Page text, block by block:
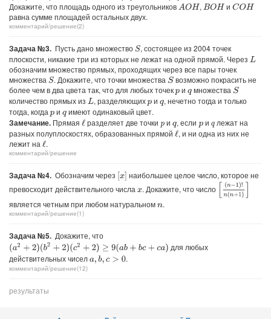
Докажите, что площадь одного из треугольниковAOH , BOH иCOH
равна сумме площадей остальных двух.
комментарий/решение(2)
Задача №3. Пусть дано множествоS, состоящее из 2004 точек
плоскости, никакие три из которых не лежат на одной прямой. Через L
обозначим множество прямых, проходящих через все пары точек
множества S. Докажите, что точки множества Sвозможно покрасить не
более чем в два цвета так, что для любых точекpиqмножества S
количество прямых из L, разделяющихpиq, нечетно тогда и только
тогда, когда pиqимеют одинаковый цвет.
Замечание. Прямая ℓ разделяет две точкиpиq, если pи q лежат на
разных полуплоскостях, образованных прямой ℓ, и ни одна из них не
лежит на ℓ.
комментарий/решение
Задача №4. Обозначим через x] наибольшее целое число, которое не
превосходит действительного числа x. Докажите, что число n−1)!n
является четным при любом натуральномn.
комментарий/решение(1)
Задача №5. Докажите, что
(a2 +2) (b2+2 (c2+2)≥9 (ab+b c+ ca)
для любых
действительных чиселa,b,c> 0 .
комментарий/решение(12)
результаты